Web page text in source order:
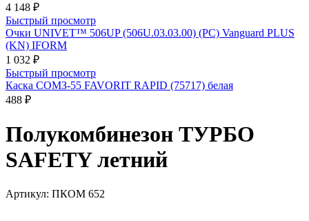
4 148 ₽
Быстрый просмотр
Очки UNIVET™ 506UP (506U.03.03.00) (РС) Vanguard PLUS
(KN) IFORM
1 032 ₽
Быстрый просмотр
Каска СОМЗ-55 FAVORIT RAPID (75717) белая
488 ₽
Полукомбинезон ТУРБО
SAFETY летний
Артикул: ПКОМ 652